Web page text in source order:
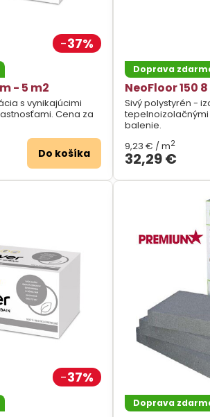
37%
- 5 m2
s vynikajúcimi
Cena za
Do košíka
Doprava
NeoFloor 150
Sivý polystyrén -
balenie.
32,29 €
9,23 € / m2
37%
Doprava